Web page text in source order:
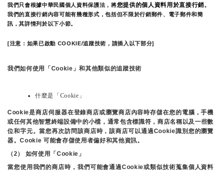
我們只會根據中華民國個人資料保護法，將您提供的個人資料用於直接行銷。
我們的直接行銷內容可能有幾種形式，包括但不限於行銷郵件、電子郵件和簡
訊，其詳情列於以下小節。
[注意：如果已啟動 COOKIE/追蹤技術，請插入以下部分]
我們如何使用「Cookie」和其他類似的追蹤技術
什麼是「Cookie」
Cookie是商店伺服器在登錄商店或瀏覽商店內容時存儲在您的電腦，手機
或任何其他智慧終端設備中的小檔，通常包含標識符，商店名稱以及一些數
位和字元。當您再次訪問該商店時，該商店可以通過Cookie識別您的瀏覽
器。Cookie 可能會存儲使用者偏好和其他資訊。
（2） 如何使用「Cookie」
當您使用我們的商店時，我們可能會通過Cookie或類似技術蒐集個人資料